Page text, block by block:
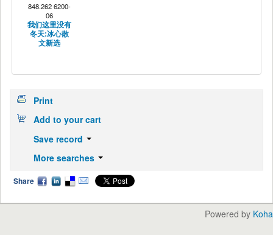
848.262 6200-
06
我们这里没有
冬天:冰心散
文新选
Print
Add to your cart
Save record
More searches
Share
Powered by Koha